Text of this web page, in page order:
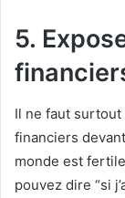
5.
Il ne faut surtout
financiers
monde est
pouvez dire “si